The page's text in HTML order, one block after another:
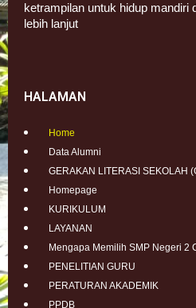
ketrampilan untuk hidup mandiri
lebih lanjut
HALAMAN
Home
Data Alumni
GERAKAN LITERASI SEKOLAH
Homepage
KURIKULUM
LAYANAN
Mengapa Memilih SMP Negeri 2
PENELITIAN GURU
PERATURAN AKADEMIK
PPDB